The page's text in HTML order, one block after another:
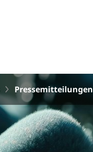
Pressemitteilungen